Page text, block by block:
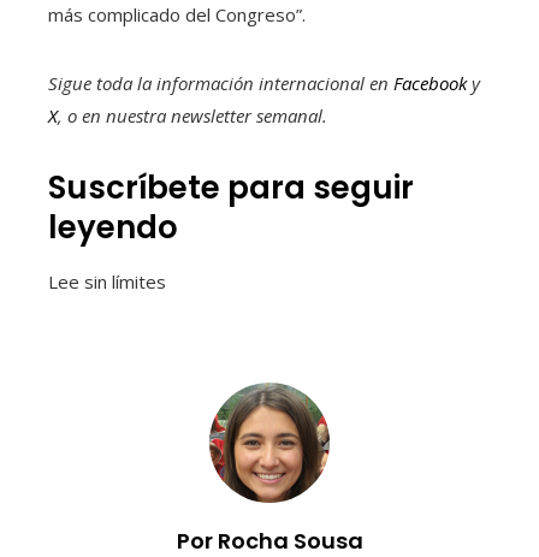
más complicado del Congreso”.
Sigue toda la información internacional en Facebooky
X, o en nuestra newsletter semanal.
Suscríbete para seguir
leyendo
Lee sin límites
Por Rocha Sousa